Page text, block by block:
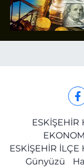
ESKİŞEHİR
ESKİŞEHİR İLÇE
Günyüzü